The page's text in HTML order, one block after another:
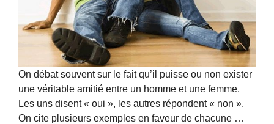
On débat souvent sur le fait qu’il puisse ou non exister
une véritable amitié entre un homme et une femme.
Les uns disent « oui », les autres répondent « non ».
On cite plusieurs exemples en faveur de chacune …